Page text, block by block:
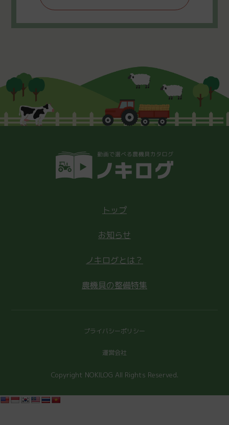
トップ
お知らせ
ノキログとは？
農機具の整備特集
プライバシーポリシー
運営会社
Copyright NOKILOG All Rights Reserved.